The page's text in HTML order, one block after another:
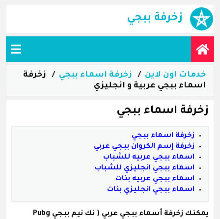
زخرفة ببجي
خدمات اون لاين زخرفة اسماء ببجي
زخرفة
اسماء ببجي عربية و انجليزي
زخرفة اسماء ببجي
زخرفة اسماء ببجي
زخرفة إسم الكروان ببجي عربي
اسماء ببجي عربيه للشباب
اسماء ببجي انجليزي للشباب
اسماء ببجي عربيه بنات
اسماء ببجي انجليزي بنات
يمكنك زخرفة أسماء ببجي عربي
( نك نيم ببجي Pubg